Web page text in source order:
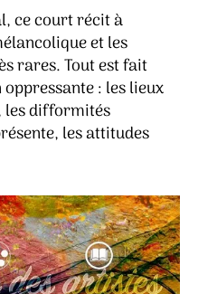
ce court récit à
et les
rares. Tout est fait
: les lieux
les difformités
les attitudes